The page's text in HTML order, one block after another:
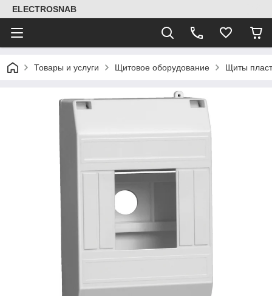
ELECTROSNAB
Товары и услуги Щитовое оборудование Щиты